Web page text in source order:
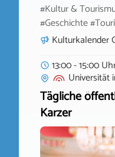
#Kultur &
#Geschichte
Kulturkalender
13:00 - 15:00
Universität
Tägliche
Karzer